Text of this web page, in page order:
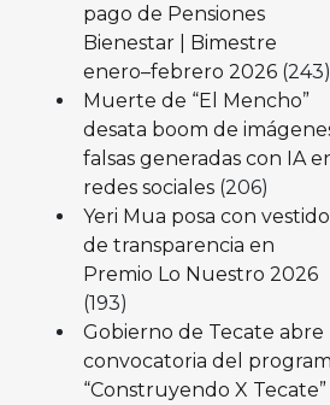
pago de Pensiones
Bienestar | Bimestre
enero–febrero 2026 (243)
Muerte de “El Mencho”
desata boom de
falsas generadas con IA
redes sociales (206)
Yeri Mua posa con vestido
de transparencia en
Premio Lo Nuestro 2026
(193)
Gobierno de Tecate abre
convocatoria del
“Construyendo X Tecate”